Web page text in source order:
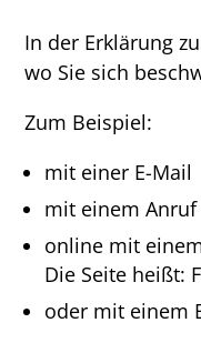
In der Erklärung
wo Sie sich
Zum Beispiel:
mit einer E-Mail
mit einem Anruf
online mit
Die Seite heißt:
oder mit einem